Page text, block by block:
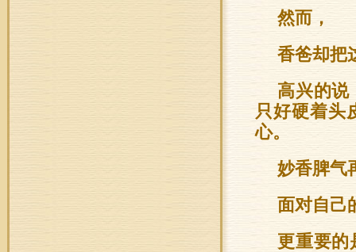
然而，
香爸却把
高兴的说
只好硬着头
心。
妙香脾气
面对自己
更重要的